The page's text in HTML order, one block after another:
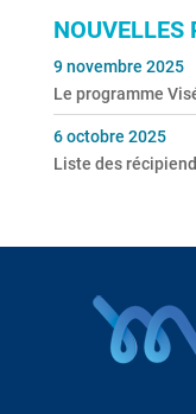
NOUVELLES
Le programme
9 novembre 2025
Liste des
6 octobre 2025